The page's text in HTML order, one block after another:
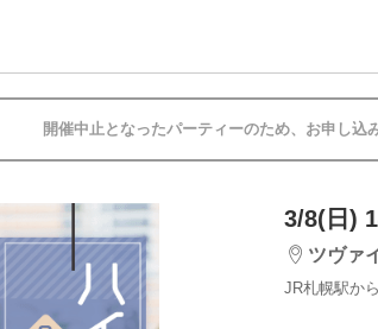
開催中止となったパーティーのため、お申し込
3/8(日)
ツヴァ
JR札幌駅か